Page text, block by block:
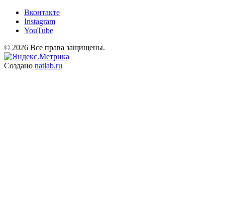
Вконтакте
Instagram
YouTube
© 2026 Все права защищены.
Создано natlab.ru